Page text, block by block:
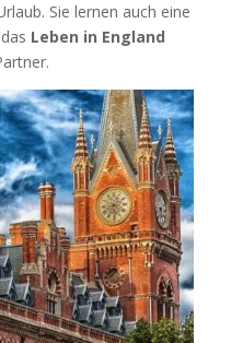
Sie lernen auch eine
Leben in England